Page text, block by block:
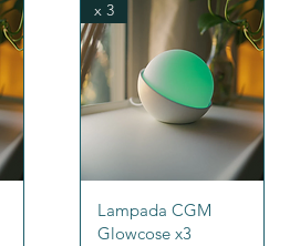
Vista rapida
x 3
Lampada CGM
Glowcose x3